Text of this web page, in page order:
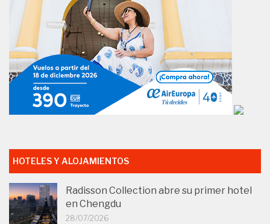
HOTELES Y ALOJAMIENTOS
Radisson Collection abre su primer hotel
en Chengdu
28/07/2026